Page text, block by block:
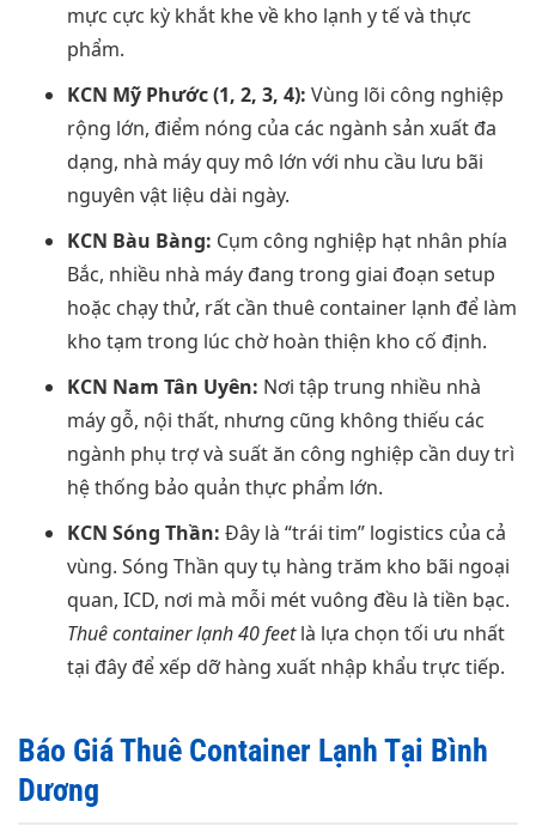
mực cực kỳ khắt khe về kho lạnh y tế và thực
phẩm.
KCN Mỹ Phước (1, 2, 3, 4): Vùng lõi công nghiệp
rộng lớn, điểm nóng của các ngành sản xuất đa
dạng, nhà máy quy mô lớn với nhu cầu lưu bãi
nguyên vật liệu dài ngày.
KCN Bàu Bàng: Cụm công nghiệp hạt nhân phía
Bắc, nhiều nhà máy đang trong giai đoạn setup
hoặc chạy thử, rất cần thuê container lạnh để làm
kho tạm trong lúc chờ hoàn thiện kho cố định.
KCN Nam Tân Uyên: Nơi tập trung nhiều nhà
máy gỗ, nội thất, nhưng cũng không thiếu các
ngành phụ trợ và suất ăn công nghiệp cần duy trì
hệ thống bảo quản thực phẩm lớn.
KCN Sóng Thần: Đây là “trái tim” logistics của cả
vùng. Sóng Thần quy tụ hàng trăm kho bãi ngoại
quan, ICD, nơi mà mỗi mét vuông đều là tiền bạc.
Thuê container lạnh 40 feetlà lựa chọn tối ưu nhất
tại đây để xếp dỡ hàng xuất nhập khẩu trực tiếp.
Báo Giá Thuê Container Lạnh Tại Bình
Dương